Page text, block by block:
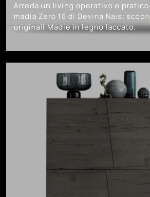
Arreda un living operativo e
madia Zero 16 di Devina Nais:
originali Madie in legno laccato.